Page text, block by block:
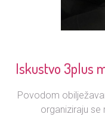
Iskustvo 3plus
Povodom
organiziraju se